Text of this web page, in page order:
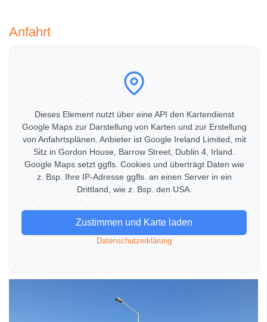
Anfahrt
Dieses Element nutzt über eine API den Kartendienst
Google Maps zur Darstellung von Karten und zur Erstellung
von Anfahrtsplänen. Anbieter ist Google Ireland Limited, mit
Sitz in Gordon House, Barrow Street, Dublin 4, Irland.
Google Maps setzt ggfls. Cookies und überträgt Daten wie
z. Bsp. Ihre IP-Adresse ggfls. an einen Server in ein
Drittland, wie z. Bsp. den USA.
Zustimmen und Karte laden
Datenschutzerklärung